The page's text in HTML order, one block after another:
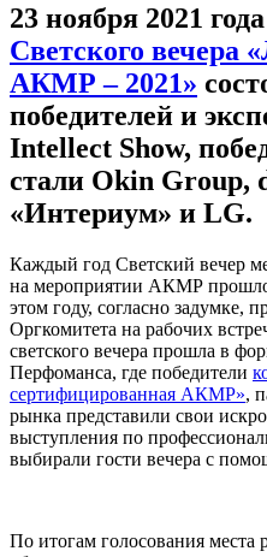
23 ноября 2021
Светского
АКМР – 2021»
победителей и
Intellect Show,
стали Okin Group,
«Интериум» и LG.
Каждый год Светский вечер
на мероприятии АКМР
этом году, согласно задумке,
Оргкомитета на рабочих
светского вечера прошла в
Перфоманса, где победители
сертифицированная АКМР»,
рынка представили свои
выступления по
выбирали гости вечера с
По итогам голосования